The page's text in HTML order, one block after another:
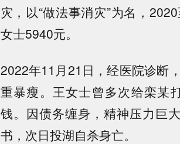
灾，以“做法事消灾”为名，
女士5940元。
2022年11月21日，经医院诊断
重暴瘦。王女士曾多次给栾某
钱。因债务缠身，精神压力巨
书，次日投湖自杀身亡。